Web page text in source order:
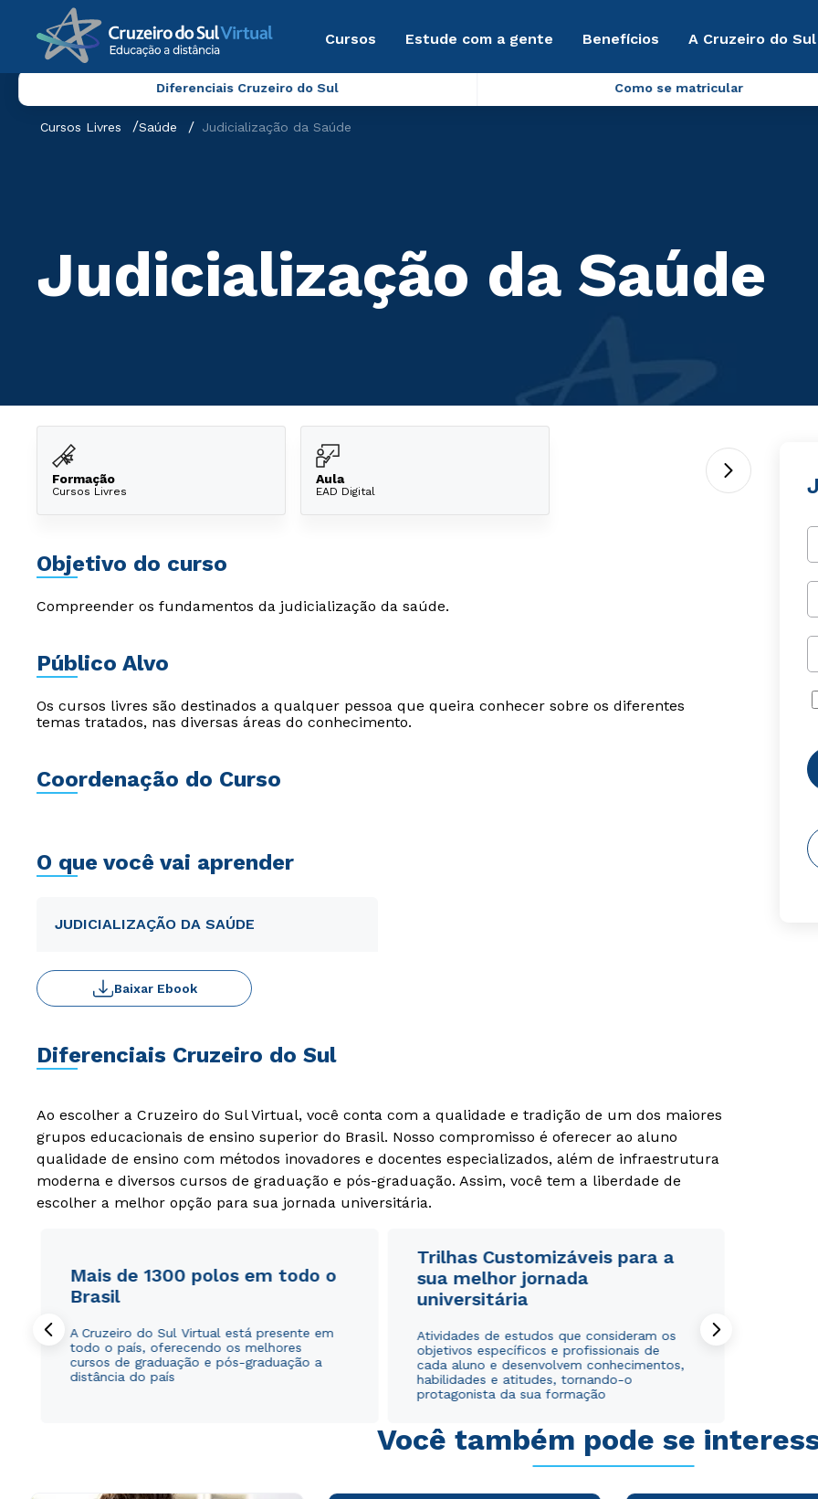
Cursos Estude com a gente Benefícios A Cruzeiro do
Diferenciais Cruzeiro do Sul Como se matricular
Cursos Livres Saúde Judicialização da Saúde
Judicialização da Saúde
Formação
Cursos Livres
Aula
EAD Digital
Objetivo do curso
Compreender os fundamentos da judicialização da saúde.
Público Alvo
Os cursos livres são destinados a qualquer pessoa que queira conhecer sobre os diferentes
temas tratados, nas diversas áreas do conhecimento.
Coordenação do Curso
O que você vai aprender
JUDICIALIZAÇÃO DA SAÚDE
Baixar Ebook
Diferenciais Cruzeiro do Sul
Ao escolher a Cruzeiro do Sul Virtual, você conta com a qualidade e tradição de um dos maiores
grupos educacionais de ensino superior do Brasil. Nosso compromisso é oferecer ao aluno
qualidade de ensino com métodos inovadores e docentes especializados, além de infraestrutura
moderna e diversos cursos de graduação e pós-graduação. Assim, você tem a liberdade de
escolher a melhor opção para sua jornada universitária.
Mais de 1300 polos em todo o
Brasil
A Cruzeiro do Sul Virtual está presente em
todo o país, oferecendo os melhores
cursos de graduação e pós-graduação a
distância do país
Trilhas Customizáveis para a
sua melhor jornada
universitária
Atividades de estudos que consideram os
objetivos específicos e profissionais de
cada aluno e desenvolvem conhecimentos,
habilidades e atitudes, tornando-o
protagonista da sua formação
Você também pode se
Rápido e fácil
WhatsApp
ou
Rápido e fácil
WhatsApp
ou